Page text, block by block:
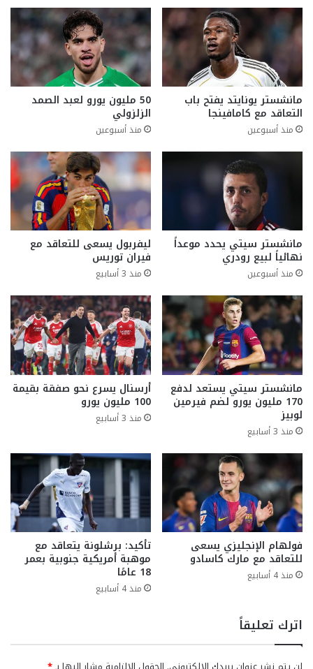
مانشستر يونايتد يفتح باب
التعاقد مع كامافينجا
منذ أسبوعين
50 مليون يورو لعبد الصمد
الزلزولي
منذ أسبوعين
مانشستر سيتي يحدد موعداً
نهائياً لبيع رودري
منذ أسبوعين
ليفربول يسعى للتعاقد مع
فيران توريس
منذ 3 أسابيع
مانشستر سيتي يستعد لدفع
170 مليون يورو لضم فيرمين
لوبيز
منذ 3 أسابيع
أرسنال يسرع نحو صفقة بقيمة
100 مليون يورو
منذ 3 أسابيع
فولهام الإنجليزي يسعى
للتعاقد مع مارك كاسادو
منذ 4 أسابيع
تأكيد: برشلونة يتعاقد مع
موهبة أمريكية جنوبية بعمر
18 عامًا
منذ 4 أسابيع
اترك تعليقاً